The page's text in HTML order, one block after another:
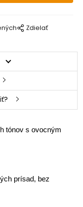
Zdielať
tónov s ovocným
prísad, bez